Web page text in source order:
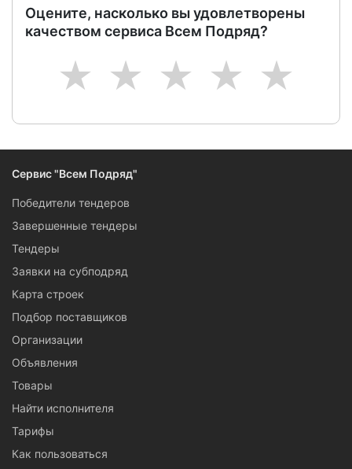
Оцените, насколько вы удовлетворены
качеством сервиса Всем Подряд?
5
4
3
2
1
Сервис "Всем Подряд"
Победители тендеров
Завершенные тендеры
Тендеры
Заявки на субподряд
Карта строек
Подбор поставщиков
Организации
Объявления
Товары
Найти исполнителя
Тарифы
Как пользоваться